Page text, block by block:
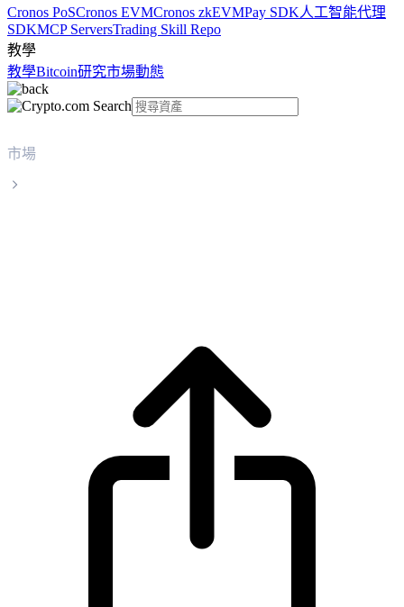
Cronos PoSCronos EVMCronos zkEVMPay SDK人工智能代理
SDKMCP ServersTrading Skill Repo
教學
教學Bitcoin研究市場動態
市場